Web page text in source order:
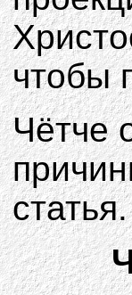
чтобы
Чётче
статья.